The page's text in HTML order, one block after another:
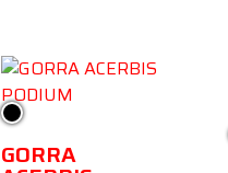
Negro
GORRA